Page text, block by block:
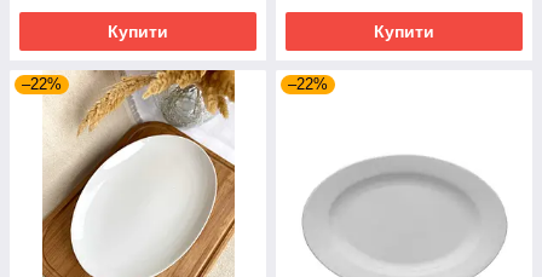
Купити Купити
–22% –22%